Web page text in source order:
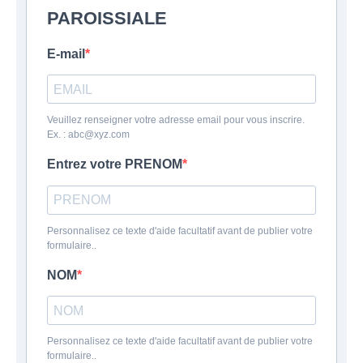
PAROISSIALE
E-mail
Veuillez renseigner votre adresse email pour vous inscrire.
Ex. : abc@xyz.com
Entrez votre PRENOM
Personnalisez ce texte d'aide facultatif avant de publier votre
formulaire..
NOM
Personnalisez ce texte d'aide facultatif avant de publier votre
formulaire..